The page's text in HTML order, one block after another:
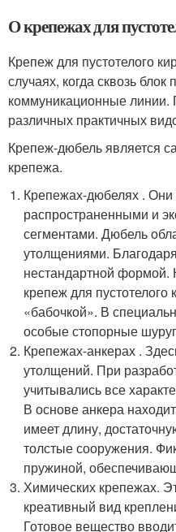
О крепежах для
Крепеж для пустотелого
случаях, когда сквозь блок
коммуникационные
различных практичных
Крепеж-дюбель является
крепежа.
Крепежах-дюбелях .
распространенными и
сегментами. Дюбель
утолщениями.
нестандартной
крепеж для пустотелого
«бабочкой». В
особые стопорные
Крепежах-анкерах .
утолщений. При
учитывались все
В основе анкера
имеет длину,
толстые сооружения.
пружиной,
Химических крепежах.
креативный вид
Готовое вещество